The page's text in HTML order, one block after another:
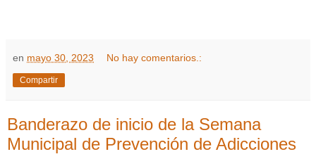
en mayo 30, 2023 No hay comentarios.:
Compartir
Banderazo de inicio de la Semana
Municipal de Prevención de Adicciones